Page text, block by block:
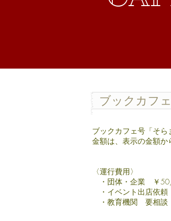
ブックカフ
ブックカフェ号「そら
金額は、表示の金額か
〈運行費用〉
・団体・企業 ￥
・イベント出店依
・教育機関 要相談